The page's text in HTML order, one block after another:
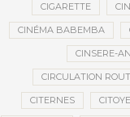
CIGARETTE
CINÉMA BABEMBA
CINSERE-
CIRCULATION
CITERNES